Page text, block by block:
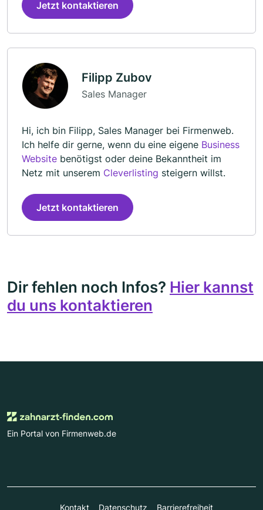
Jetzt kontaktieren
Filipp Zubov
Sales Manager
Hi, ich bin Filipp, Sales Manager bei Firmenweb.
Ich helfe dir gerne, wenn du eine eigene Business
Website benötigst oder deine Bekanntheit im
Netz mit unserem Cleverlisting steigern willst.
Jetzt kontaktieren
Dir fehlen noch Infos? Hier kannst
du uns kontaktieren
Ein Portal von Firmenweb.de
Kontakt Datenschutz Barrierefreiheit